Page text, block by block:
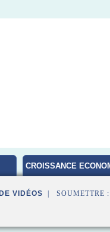
CROISSANCE
VIDÉOS | SOUMETTRE :